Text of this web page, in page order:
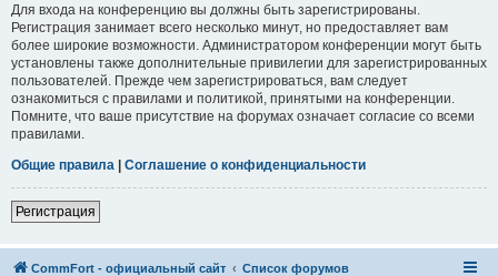
Для входа на конференцию вы должны быть зарегистрированы.
Регистрация занимает всего несколько минут, но предоставляет вам
более широкие возможности. Администратором конференции могут быть
установлены также дополнительные привилегии для зарегистрированных
пользователей. Прежде чем зарегистрироваться, вам следует
ознакомиться с правилами и политикой, принятыми на конференции.
Помните, что ваше присутствие на форумах означает согласие со всеми
правилами.
Общие правила | Соглашение о конфиденциальности
Регистрация
CommFort - официальный сайт Список форумов